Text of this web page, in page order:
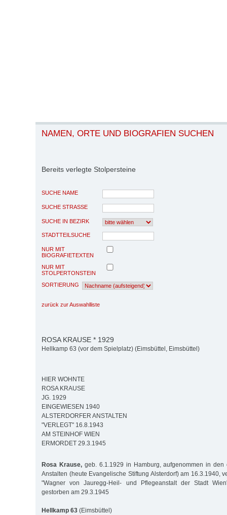
NAMEN, ORTE UND BIOGRAFIEN SUCHEN
Bereits verlegte Stolpersteine
SUCHE NAME
SUCHE STRASSE
SUCHE IN BEZIRK
STADTTEILSUCHE
NUR MIT
BIOGRAFIETEXTEN
NUR MIT
STOLPERTONSTEIN
SORTIERUNG
zurück zur Auswahlliste
ROSA KRAUSE * 1929
Hellkamp 63 (vor dem Spielplatz) (Eimsbüttel, Eimsbüttel)
HIER WOHNTE
ROSA KRAUSE
JG. 1929
EINGEWIESEN 1940
ALSTERDORFER ANSTALTEN
"VERLEGT" 16.8.1943
AM STEINHOF WIEN
ERMORDET 29.3.1945
Rosa Krause,geb. 6.1.1929 in Hamburg, aufgenommen in den
Anstalten (heute Evangelische Stiftung Alsterdorf) am 16.3.1940,
"Wagner von Jauregg-Heil- und Pflegeanstalt der Stadt
gestorben am 29.3.1945
Hellkamp 63 (Eimsbüttel)